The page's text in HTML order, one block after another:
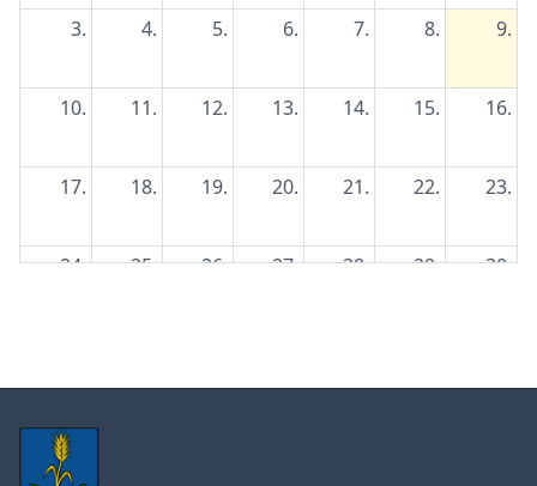
3. 4. 5. 6. 7. 8. 9.
10. 11. 12. 13. 14. 15. 16.
17. 18. 19. 20. 21. 22. 23.
24. 25. 26. 27. 28. 29. 30.